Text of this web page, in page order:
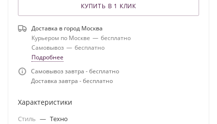
КУПИТЬ В 1 КЛИК
Доставка в город Москва
Курьером по Москве — бесплатно
Самовывоз — бесплатно
Подробнее
Самовывоз завтра - бесплатно
Доставка завтра - бесплатно
Характеристики
Стиль — Техно